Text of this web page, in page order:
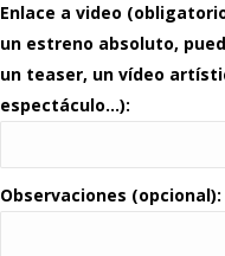
Enlace a video
un estreno absoluto,
un teaser, un vídeo
espectáculo…):
Observaciones (opcional):